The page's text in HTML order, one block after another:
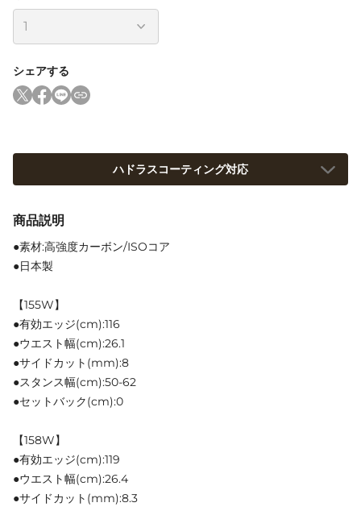
シェアする
ハドラスコーティング対応
商品説明
●素材:高強度カーボン/ISOコア
●日本製
【155W】
●有効エッジ(cm):116
●ウエスト幅(cm):26.1
●サイドカット(mm):8
●スタンス幅(cm):50-62
●セットバック(cm):0
【158W】
●有効エッジ(cm):119
●ウエスト幅(cm):26.4
●サイドカット(mm):8.3